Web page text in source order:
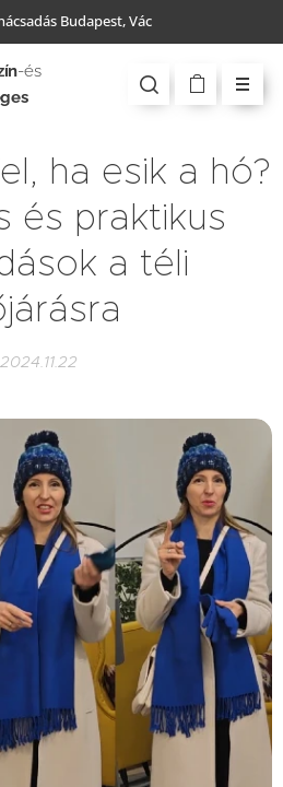
Budapest, Vác
-és
ha esik a hó?
és praktikus
a téli
2024.11.22